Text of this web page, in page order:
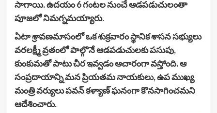
సాగాయి. ఉదయం 6 గంటల నుంచే ఆడపడుచులంతా
పూజలో నిమగ్నమయ్యారు.
ఏటా శ్రావణమాసంలో ఒక శుక్రవారం స్థానిక శాసన సభ్యులు
వరలక్ష్మీ వ్రతంలో పాల్గొనే ఆడపడుచులకు పసుపు,
కుంకుమతో పాటు చీర ఇవ్వడం ఆచారంగా వస్తోంది. ఆ
సంప్రదాయాన్ని మన ప్రియతమ నాయకులు, ఉప ముఖ్య
మంత్రి వర్యులు పవన్ కళ్యాణ్ ఘనంగా కొనసాగించమని
ఆదేశించారు.